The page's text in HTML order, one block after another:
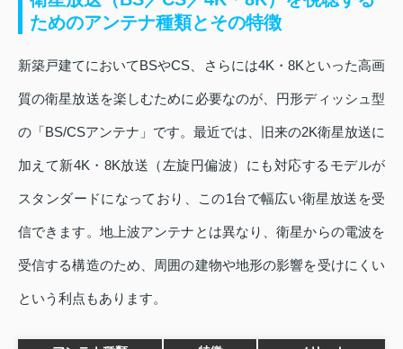
ためのアンテナ種類とその特徴
新築戸建てにおいてBSやCS、さらには4K・8Kといった高画
質の衛星放送を楽しむために必要なのが、円形ディッシュ型
の「BS/CSアンテナ」です。最近では、旧来の2K衛星放送に
加えて新4K・8K放送（左旋円偏波）にも対応するモデルが
スタンダードになっており、この1台で幅広い衛星放送を受
信できます。地上波アンテナとは異なり、衛星からの電波を
受信する構造のため、周囲の建物や地形の影響を受けにくい
という利点もあります。